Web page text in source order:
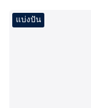
แบ่งปัน